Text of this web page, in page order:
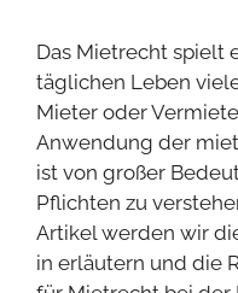
Das Mietrecht spielt
täglichen Leben
Mieter oder
Anwendung der
ist von großer
Pflichten zu
Artikel werden wir
in erläutern und die